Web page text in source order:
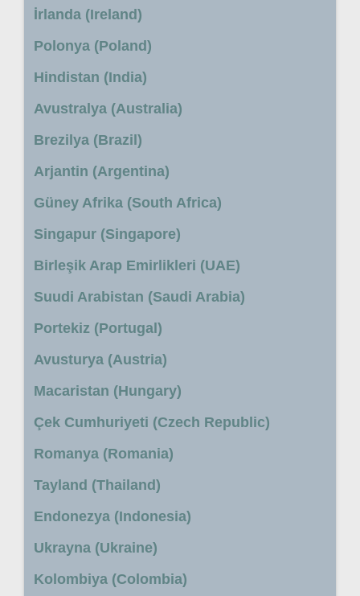
İrlanda (Ireland)
Polonya (Poland)
Hindistan (India)
Avustralya (Australia)
Brezilya (Brazil)
Arjantin (Argentina)
Güney Afrika (South Africa)
Singapur (Singapore)
Birleşik Arap Emirlikleri (UAE)
Suudi Arabistan (Saudi Arabia)
Portekiz (Portugal)
Avusturya (Austria)
Macaristan (Hungary)
Çek Cumhuriyeti (Czech Republic)
Romanya (Romania)
Tayland (Thailand)
Endonezya (Indonesia)
Ukrayna (Ukraine)
Kolombiya (Colombia)